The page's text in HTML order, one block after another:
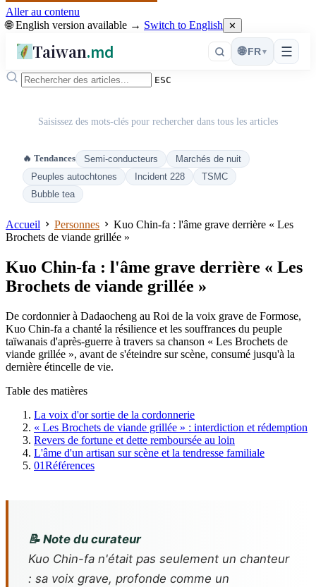
Aller au contenu
🌐 English version available → Switch to English ✕
Taiwan.md ☰
🌐 FR ▾
ESC
Saisissez des mots-clés pour rechercher dans tous les articles
🔥 Tendances Semi-conducteurs
Marchés de nuit
Peuples autochtones
Incident 228
TSMC
Bubble tea
Accueil Personnes
Kuo Chin-fa : l'âme grave derrière « Les
Brochets de viande grillée »
Kuo Chin-fa : l'âme grave derrière « Les
Brochets de viande grillée »
De cordonnier à Dadaocheng au Roi de la voix grave de Formose,
Kuo Chin-fa a chanté la résilience et les souffrances du peuple
taïwanais d'après-guerre à travers sa chanson « Les Brochets de
viande grillée », avant de s'éteindre sur scène, consumé jusqu'à la
dernière étincelle de vie.
Table des matières
La voix d'or sortie de la cordonnerie
« Les Brochets de viande grillée » : interdiction et rédemption
Revers de fortune et dette remboursée au loin
L'âme d'un artisan sur scène et la tendresse familiale
01Références
📝 Note du curateur
Kuo Chin-fa n'était pas seulement un chanteur
: sa voix grave, profonde comme un